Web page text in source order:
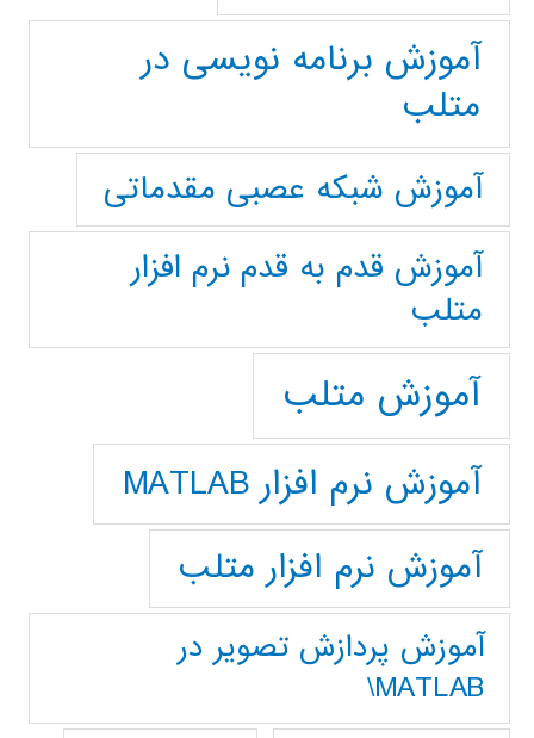
آموزش برنامه نویسی در
متلب
آموزش شبکه عصبی مقدماتی
آموزش قدم به قدم نرم افزار
متلب
آموزش متلب
آموزش نرم افزار MATLAB
آموزش نرم افزار متلب
آموزش پردازش تصوير در
MATLAB\